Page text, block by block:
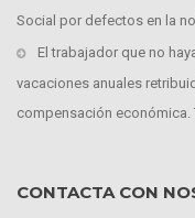
Social por defectos en la
El trabajador que no
vacaciones anuales
compensación económica.
CONTACTA CON